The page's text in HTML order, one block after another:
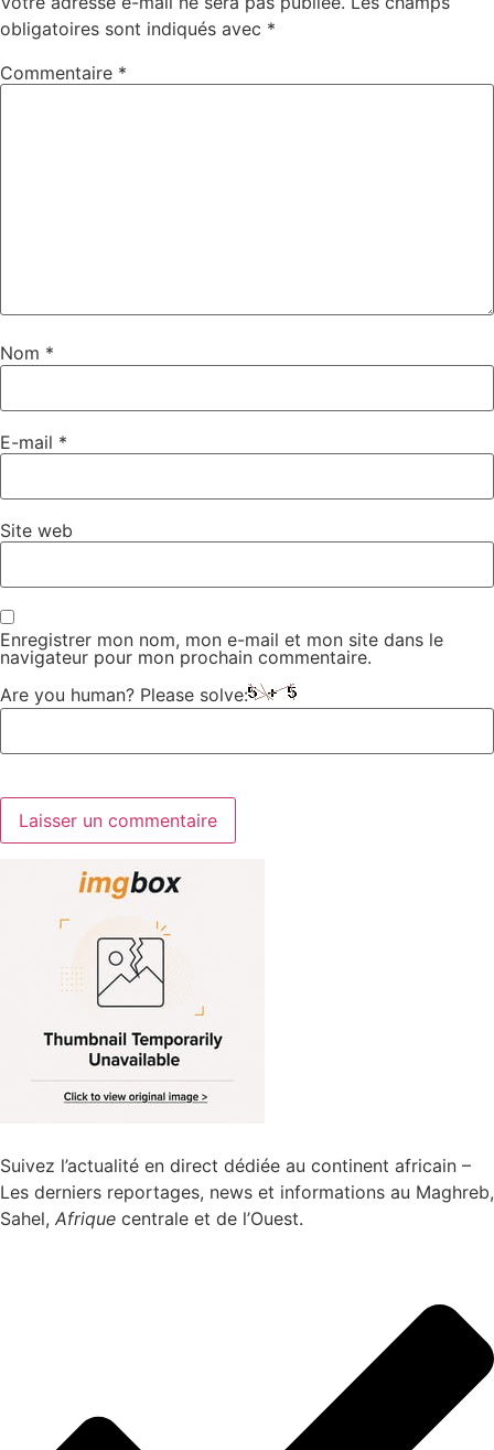
obligatoires sont indiqués avec *
Commentaire *
Nom *
E-mail *
Site web
Enregistrer mon nom, mon e-mail et mon site dans le
navigateur pour mon prochain commentaire.
Are you human? Please solve:
Suivez l’actualité en direct dédiée au continent africain –
Les derniers reportages, news et informations au Maghreb,
Sahel, Afrique centrale et de l’Ouest.